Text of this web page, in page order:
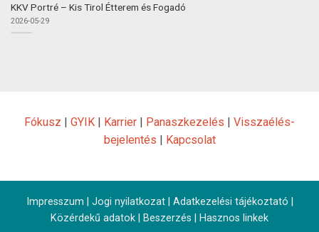
KKV Portré – Kis Tirol Étterem és Fogadó
2026-05-29
Fókusz GYIK Karrier Panaszkezelés
Visszaélés-
bejelentés
Kapcsolat
Impresszum Jogi nyilatkozat| Adatkezelési tájékoztató
Közérdekű adatok
Beszerzés Hasznos linkek